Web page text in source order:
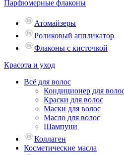
Парфюмерные флаконы
Атомайзеры
Роликовый аппликатор
Флаконы с кисточкой
Красота и уход
Всё для волос
Кондиционер для
Краски для волос
Маски для волос
Масло для волос
Шампуни
Коллаген
Косметические масла